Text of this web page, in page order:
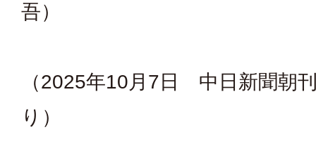
吾）
（2025年10月7日 中日新聞朝
り）